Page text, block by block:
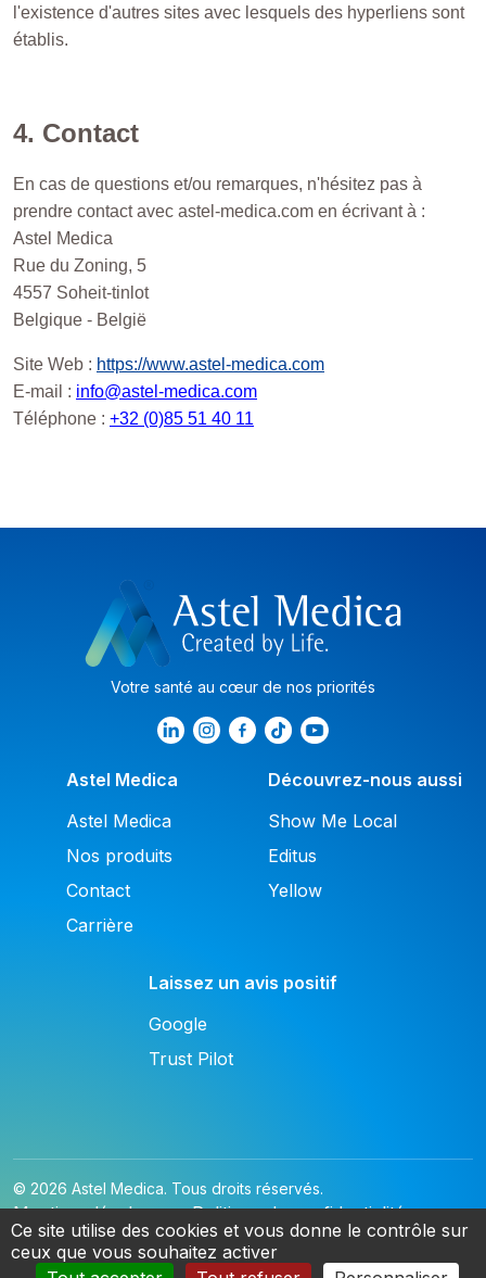
l'existence d'autres sites avec lesquels des hyperliens sont
établis.
4. Contact
En cas de questions et/ou remarques, n'hésitez pas à
prendre contact avec astel-medica.com en écrivant à :
Astel Medica
Rue du Zoning, 5
4557 Soheit-tinlot
Belgique - België
Site Web : https://www.astel-medica.com
E-mail : info@astel-medica.com
Téléphone : +32 (0)85 51 40 11
Votre santé au cœur de nos priorités
Astel Medica
Astel Medica
Nos produits
Contact
Carrière
Découvrez-nous aussi
Show Me Local
Editus
Yellow
Laissez un avis positif
Google
Trust Pilot
© 2026 Astel Medica. Tous droits réservés.
Mentions légales
Politique de confidentialité
Cookies
FR
Ce site utilise des cookies et vous donne le contrôle sur
ceux que vous souhaitez activer